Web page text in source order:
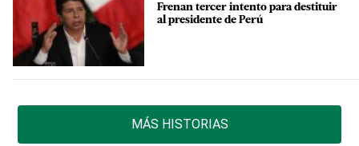
Frenan tercer intento para destituir
al presidente de Perú
MÁS HISTORIAS